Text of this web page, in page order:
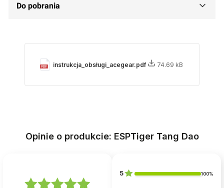
Do pobrania
instrukcja_obsługi_acegear.pdf 74.69 kB
Opinie o produkcie: ESPTiger Tang Dao
5 100%